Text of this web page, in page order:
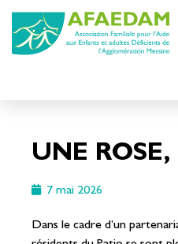
UNE
7 mai 2026
Dans le cadre d’un